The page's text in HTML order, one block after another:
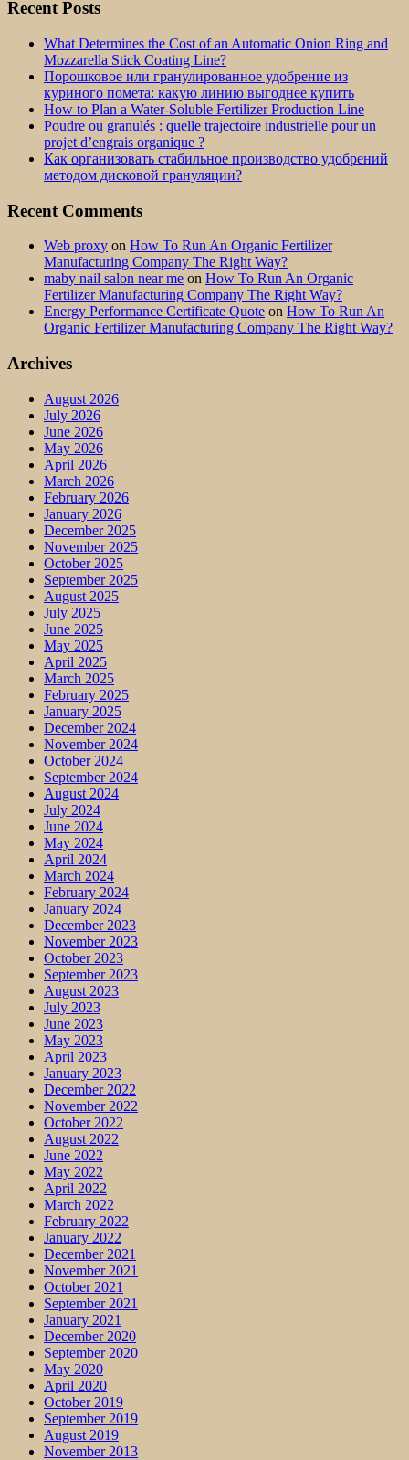
Recent Posts
What Determines the Cost of an Automatic Onion Ring and
Mozzarella Stick Coating Line?
Порошковое или гранулированное удобрение из
куриного помета: какую линию выгоднее купить
How to Plan a Water-Soluble Fertilizer Production Line
Poudre ou granulés : quelle trajectoire industrielle pour un
projet d’engrais organique ?
Как организовать стабильное производство удобрений
методом дисковой грануляции?
Recent Comments
Web proxy on How To Run An Organic Fertilizer
Manufacturing Company The Right Way?
maby nail salon near me on How To Run An Organic
Fertilizer Manufacturing Company The Right Way?
Energy Performance Certificate Quote on How To Run An
Organic Fertilizer Manufacturing Company The Right Way?
Archives
August 2026
July 2026
June 2026
May 2026
April 2026
March 2026
February 2026
January 2026
December 2025
November 2025
October 2025
September 2025
August 2025
July 2025
June 2025
May 2025
April 2025
March 2025
February 2025
January 2025
December 2024
November 2024
October 2024
September 2024
August 2024
July 2024
June 2024
May 2024
April 2024
March 2024
February 2024
January 2024
December 2023
November 2023
October 2023
September 2023
August 2023
July 2023
June 2023
May 2023
April 2023
January 2023
December 2022
November 2022
October 2022
August 2022
June 2022
May 2022
April 2022
March 2022
February 2022
January 2022
December 2021
November 2021
October 2021
September 2021
January 2021
December 2020
September 2020
May 2020
April 2020
October 2019
September 2019
August 2019
November 2013